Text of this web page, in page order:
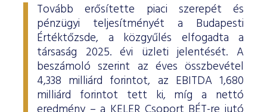
Tovább erősítette piaci szerepét és
pénzügyi teljesítményét a Budapesti
Értéktőzsde, a közgyűlés elfogadta a
társaság 2025. évi üzleti jelentését. A
beszámoló szerint az éves összbevétel
4,338 milliárd forintot, az EBITDA 1,680
milliárd forintot tett ki, míg a nettó